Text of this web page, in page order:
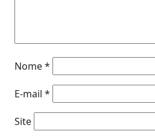
Nome*
E-mail *
Site